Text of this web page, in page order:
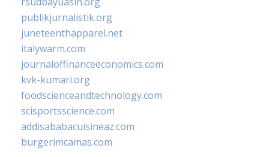
publikjurnalistik.org
juneteenthapparel.net
italywarm.com
journaloffinanceeconomics.com
kvk-kumari.org
foodscienceandtechnology.com
scisportsscience.com
addisababacuisineaz.com
burgerimcamas.com